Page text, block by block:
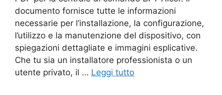
documento fornisce tutte le informazioni
necessarie per l’installazione, la configurazione,
l’utilizzo e la manutenzione del dispositivo, con
spiegazioni dettagliate e immagini esplicative.
Che tu sia un installatore professionista o un
utente privato, il … Leggi tutto